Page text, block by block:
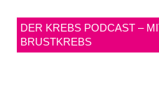
DER KREBS PODCAST –
BRUSTKREBS